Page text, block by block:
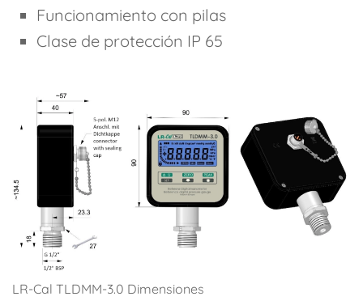
Funcionamiento con pilas
Clase de protección IP 65
LR-Cal TLDMM-3.0 Dimensiones